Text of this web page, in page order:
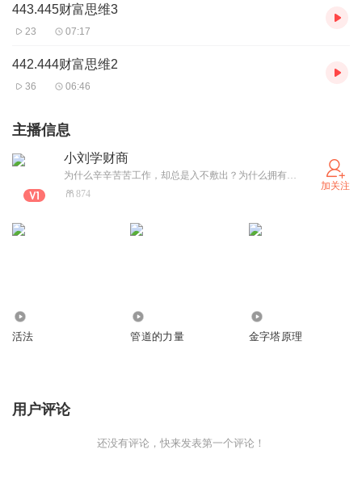
443.445财富思维3
23 07:17
442.444财富思维2
36 06:46
主播信息
小刘学财商
为什么辛辛苦苦工作，却总是入不敷出？为什么拥有高学历，却总是穷苦潦倒？—选择大于努力，方向不对，努力白费。 一个生意机会，可以发展自己的事业，在工作之余获得被动收入，寻找合伙伙伴。加入系统，让我们共同学习成长！aberliu。
874
加关注
活法 管道的力量 金字塔原理
用户评论
还没有评论，快来发表第一个评论！